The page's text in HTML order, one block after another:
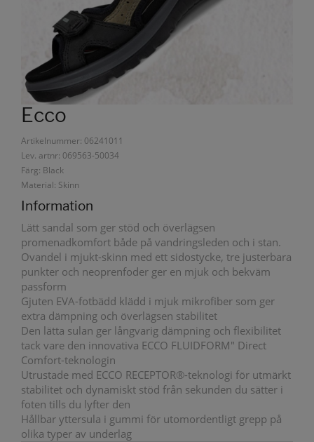
Ecco
Artikelnummer: 06241011
Lev. artnr: 069563-50034
Färg: Black
Material: Skinn
Information
Lätt sandal som ger stöd och överlägsen
promenadkomfort både på vandringsleden och i stan.
Ovandel i mjukt-skinn med ett sidostycke, tre justerbara
punkter och neoprenfoder ger en mjuk och bekväm
passform
Gjuten EVA-fotbädd klädd i mjuk mikrofiber som ger
extra dämpning och överlägsen stabilitet
Den lätta sulan ger långvarig dämpning och flexibilitet
tack vare den innovativa ECCO FLUIDFORM" Direct
Comfort-teknologin
Utrustade med ECCO RECEPTOR®-teknologi för utmärkt
stabilitet och dynamiskt stöd från sekunden du sätter i
foten tills du lyfter den
Hållbar yttersula i gummi för utomordentligt grepp på
olika typer av underlag